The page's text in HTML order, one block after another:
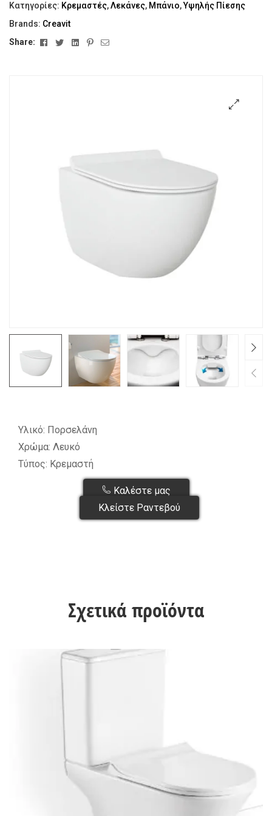
Κατηγορίες: Κρεμαστές,Λεκάνες, Μπάνιο,Υψηλής Πίεσης
Brands: Creavit
Share:
FacebookTwitterLinkedinPinterest
Email
Υλικό: Πορσελάνη
Χρώμα: Λευκό
Τύπος: Κρεμαστή
Καλέστε μας
Κλείστε Ραντεβού
Σχετικά προϊόντα